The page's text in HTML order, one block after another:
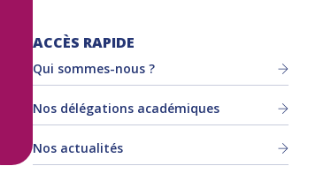
ACCÈS RAPIDE
Qui sommes-nous ?
Nos délégations académiques
Nos actualités